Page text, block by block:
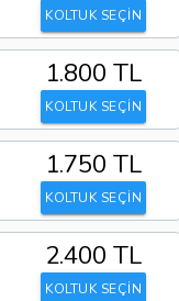
KOLTUK SEÇİN
1.800 TL
KOLTUK SEÇİN
1.750 TL
KOLTUK SEÇİN
2.400 TL
KOLTUK SEÇİN